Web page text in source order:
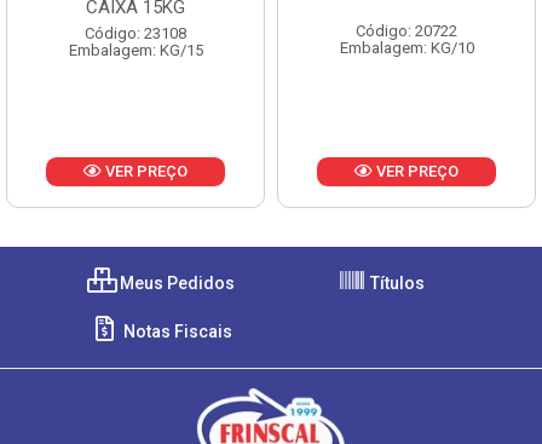
CAIXA 15KG
Código: 23108
Embalagem: KG/15
VER PREÇO
Código: 20722
Embalagem: KG/10
VER PREÇO
Meus Pedidos Títulos
Notas Fiscais